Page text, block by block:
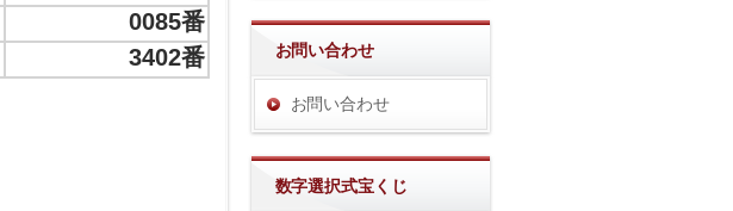
0085番
3402番 お問い合わせ
お問い合わせ
数字選択式宝くじ